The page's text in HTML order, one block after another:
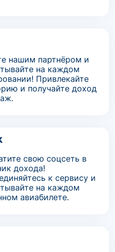
нашим партнёром и
на каждом
Привлекайте
и получайте доход
свою соцсеть в
дохода!
к сервису и
на каждом
авиабилете.